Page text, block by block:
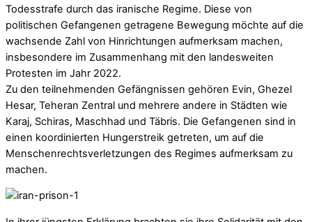
Todesstrafe durch das iranische Regime. Diese von
politischen Gefangenen getragene Bewegung möchte auf die
wachsende Zahl von Hinrichtungen aufmerksam machen,
insbesondere im Zusammenhang mit den landesweiten
Protesten im Jahr 2022.
Zu den teilnehmenden Gefängnissen gehören Evin, Ghezel
Hesar, Teheran Zentral und mehrere andere in Städten wie
Karaj, Schiras, Maschhad und Täbris. Die Gefangenen sind in
einen koordinierten Hungerstreik getreten, um auf die
Menschenrechtsverletzungen des Regimes aufmerksam zu
machen.